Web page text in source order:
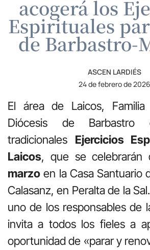
acogerá los
Espirituales
de Barbastro-
ASCEN LARDIÉS
24 de febrero de 2026
El área de Laicos,
Diócesis de Barbastro
tradicionales Ejercicios
Laicos, que se celebrarán
marzo en la Casa Santuario
Calasanz, en Peralta de la Sal.
uno de los responsables de
invita a todos los fieles a
oportunidad de «parar y